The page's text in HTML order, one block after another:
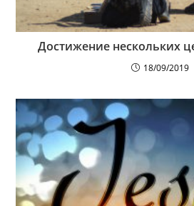
Достижение нескольких
18/09/2019